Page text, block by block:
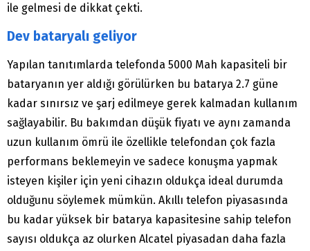
ile gelmesi de dikkat çekti.
Dev bataryalı geliyor
Yapılan tanıtımlarda telefonda 5000 Mah kapasiteli bir
bataryanın yer aldığı görülürken bu batarya 2.7 güne
kadar sınırsız ve şarj edilmeye gerek kalmadan kullanım
sağlayabilir. Bu bakımdan düşük fiyatı ve aynı zamanda
uzun kullanım ömrü ile özellikle telefondan çok fazla
performans beklemeyin ve sadece konuşma yapmak
isteyen kişiler için yeni cihazın oldukça ideal durumda
olduğunu söylemek mümkün. Akıllı telefon piyasasında
bu kadar yüksek bir batarya kapasitesine sahip telefon
sayısı oldukça az olurken Alcatel piyasadan daha fazla